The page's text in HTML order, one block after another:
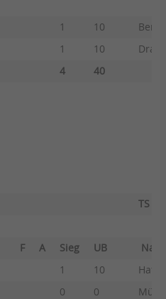
1 10
1 10
4
40
TS
F A Sieg UB
1 10
0 0